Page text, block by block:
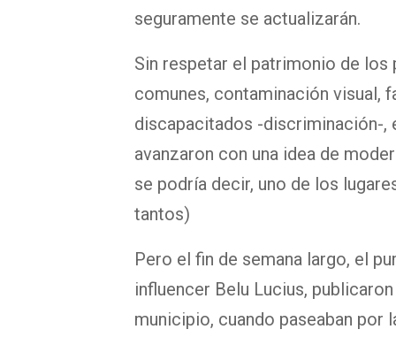
seguramente se actualizarán.
Sin respetar el patrimonio de los
comunes, contaminación visual,
discapacitados -discriminación-,
avanzaron con una idea de
se podría decir, uno de los
tantos)
Pero el fin de semana largo, el
influencer Belu Lucius,
municipio, cuando paseaban por